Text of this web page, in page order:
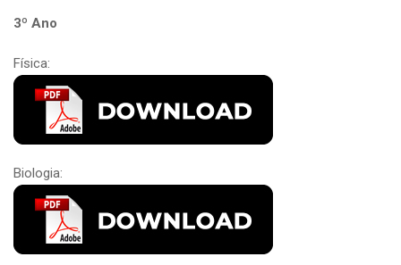
3º Ano
Física:
Biologia: